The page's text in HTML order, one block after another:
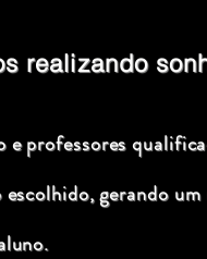
realizando
professores
gerando